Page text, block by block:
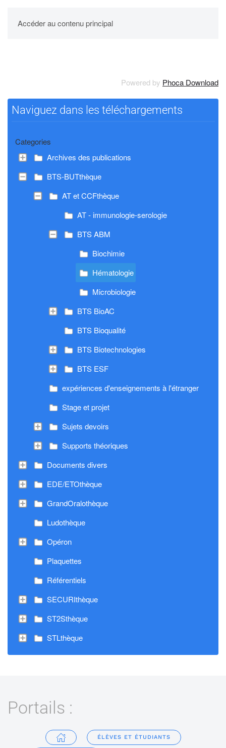
Accéder au contenu principal
UPBM
Powered by Phoca Download
Naviguez dans les téléchargements
Categories
Archives des publications
BTS-BUTthèque
AT et CCFthèque
AT - immunologie-serologie
BTS ABM
Biochimie
Hématologie
Microbiologie
BTS BioAC
BTS Bioqualité
BTS Biotechnologies
BTS ESF
expériences d'enseignements à l'étranger
Stage et projet
Sujets devoirs
Supports théoriques
Documents divers
EDE/ETOthèque
GrandOralothèque
Ludothèque
Opéron
Plaquettes
Référentiels
SECURIthèque
ST2Sthèque
STLthèque
Portails :
ÉLÈVES ET ÉTUDIANTS